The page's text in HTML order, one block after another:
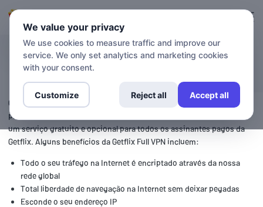
VPN
Getflix Full VPN (Virtual Private Network) fornece acesso seguro e
privado à Internet a todos os seus utilizadores. A nossa Full VPN é
um serviço gratuito e opcional para todos os assinantes pagos da
Getflix. Alguns benefícios da Getflix Full VPN incluem:
Todo o seu tráfego na Internet é encriptado através da nossa
rede global
Total liberdade de navegação na Internet sem deixar pegadas
Esconde o seu endereço IP
We value your privacy
We use cookies to measure traffic and improve our
service. We only set analytics and marketing cookies
with your consent.
Customize Reject all Accept all